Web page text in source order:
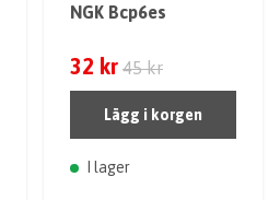
NGK Bcp6es
32 kr 45 kr
Lägg i korgen
I lager